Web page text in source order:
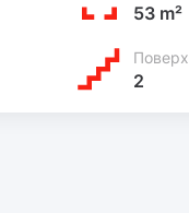
53 m²
Поверх
2